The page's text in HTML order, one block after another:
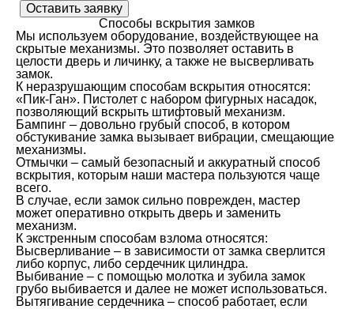
Оставить заявку
Способы вскрытия замков
Мы используем оборудование, воздействующее на
скрытые механизмы. Это позволяет оставить в
целости дверь и личинку, а также не высверливать
замок.
К неразрушающим способам вскрытия относятся:
«Пик-Ган». Пистолет с набором фигурных насадок,
позволяющий вскрыть штифтовый механизм.
Бампинг – довольно грубый способ, в котором
обстукивание замка вызывает вибрации, смещающие
механизмы.
Отмычки – самый безопасный и аккуратный способ
вскрытия, которым наши мастера пользуются чаще
всего.
В случае, если замок сильно поврежден, мастер
может оперативно открыть дверь и заменить
механизм.
К экстренным способам взлома относятся:
Высверливание – в зависимости от замка сверлится
либо корпус, либо сердечник цилиндра.
Выбивание – с помощью молотка и зубила замок
грубо выбивается и далее не может использоваться.
Вытягивание сердечника – способ работает, если